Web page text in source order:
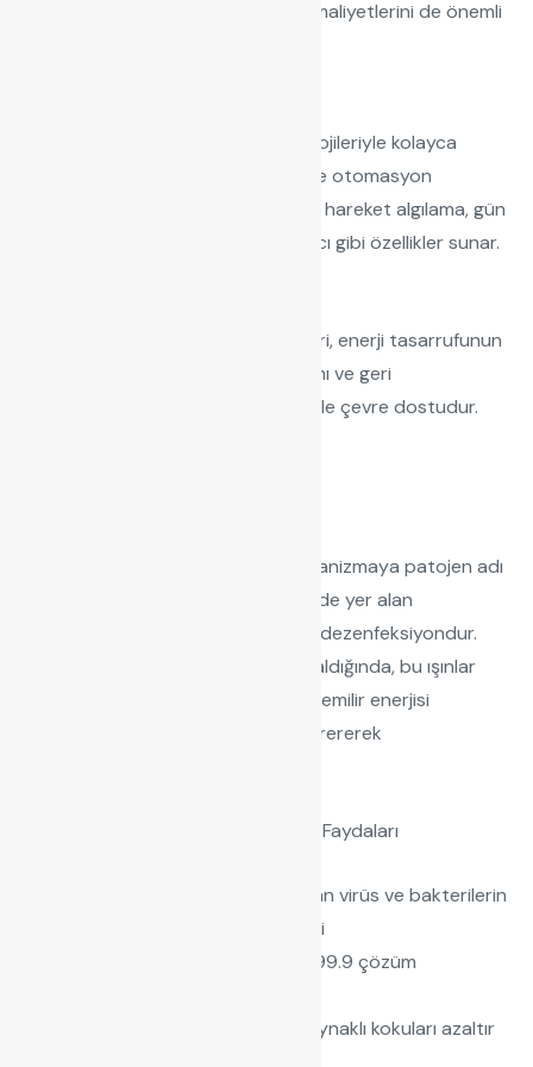
edilen kullanım süresi, bakım maliyetlerini de önemli
Bu sistemler, akıllı bina teknolojileriyle kolayca
entegre edilebilir. Sensörler ve otomasyon
sistemleriyle birlikte çalışarak hareket algılama, gün
ışığına duyarlılık ve zamanlayıcı gibi özellikler sunar.
LED-Bus aydınlatma sistemleri, enerji tasarrufunun
yanı sıra düşük karbon salınımı ve geri
dönüştürülebilir malzemeleriyle çevre dostudur.
Hastalığa neden olan her türlü organizmaya patojen adı
verilir. Bildiğiniz gibi yüzeyler üzerinde yer alan
patojenlerin yok edilmesi işlemi de dezenfeksiyondur.
Organizmalar, UVC ışığına maruz kaldığında, bu ışınlar
DNA, RNA ve proteinler tarafından emilir enerjisi
patojenlerin RNA yapısına zarar verererek
UV Teknolojisi ile Dezenfeksiyonun Faydaları
Hava, yüzey ve suda yer alan virüs ve bakterilerin
yapısının bozulmasında etkili
Bakteri ve virüslere karşı %99.9 çözüm
Sistem içerisinde bakterikaynaklı kokuları azaltır